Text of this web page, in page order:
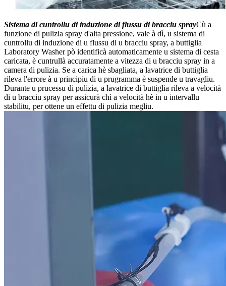
Sistema di cuntrollu di induzione di flussu di bracciu sprayCù a
funzione di pulizia spray d'alta pressione, vale à dì, u sistema di
cuntrollu di induzione di u flussu di u bracciu spray, a buttiglia
Laboratory Washer pò identificà automaticamente u sistema di cesta
caricata, è cuntrullà accuratamente a vitezza di u bracciu spray in a
camera di pulizia. Se a carica hè sbagliata, a lavatrice di buttiglia
rileva l'errore à u principiu di u prugramma è suspende u travagliu.
Durante u prucessu di pulizia, a lavatrice di buttiglia rileva a velocità
di u bracciu spray per assicurà chì a velocità hè in u intervallu
stabilitu, per ottene un effettu di pulizia megliu.